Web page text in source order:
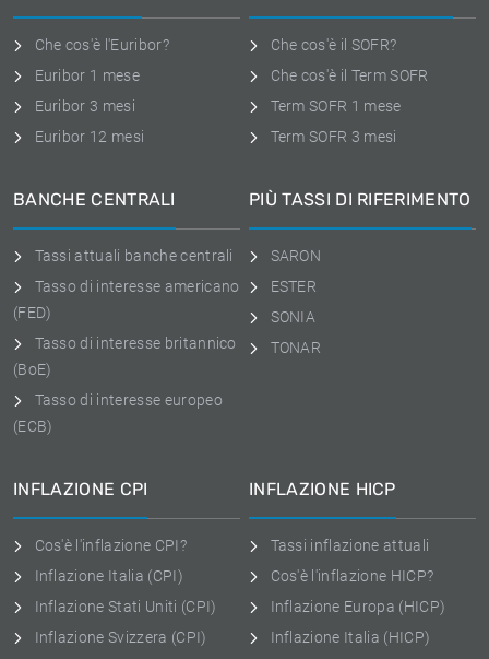
Che cos'è l'Euribor?
Euribor 1 mese
Euribor 3 mesi
Euribor 12 mesi
Che cos'è il SOFR?
Che cos'è il Term SOFR
Term SOFR 1 mese
Term SOFR 3 mesi
BANCHE CENTRALI
Tassi attuali banche centrali
Tasso di interesse americano
(FED)
Tasso di interesse britannico
(BoE)
Tasso di interesse europeo
(ECB)
PIÙ TASSI DI RIFERIMENTO
SARON
ESTER
SONIA
TONAR
INFLAZIONE CPI
Cos'è l'inflazione CPI?
Inflazione Italia (CPI)
Inflazione Stati Uniti (CPI)
Inflazione Svizzera (CPI)
INFLAZIONE HICP
Tassi inflazione attuali
Cos'è l'inflazione HICP?
Inflazione Europa (HICP)
Inflazione Italia (HICP)